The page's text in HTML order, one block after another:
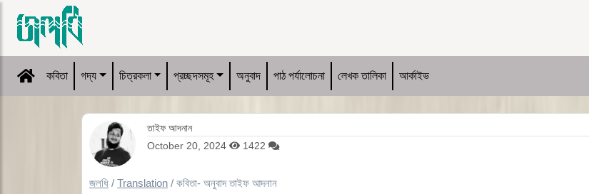
কবিতা গদ্য চিত্রকলা প্রচ্ছদসমূহ অনুবাদ পাঠ পর্যালোচনা লেখক তালিকা আর্কাইভ
তাইফ আদনান
October 20, 2024 1422
জলধি / Translation / কবিতা- অনুবাদ তাইফ আদনান